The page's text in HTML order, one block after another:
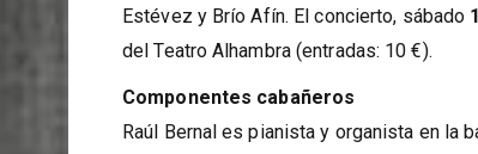
Estévez y Brío Afín. El concierto, sábado
del Teatro Alhambra (entradas: 10 €).
Componentes cabañeros
Raúl Bernal es pianista y organista en la